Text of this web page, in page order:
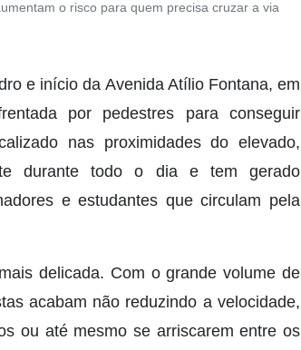
o risco para quem precisa cruzar a via
e início da Avenida Atílio Fontana, em
por pedestres para conseguir
nas proximidades do elevado,
durante todo o dia e tem gerado
e estudantes que circulam pela
delicada. Com o grande volume de
acabam não reduzindo a velocidade,
ou até mesmo se arriscarem entre os